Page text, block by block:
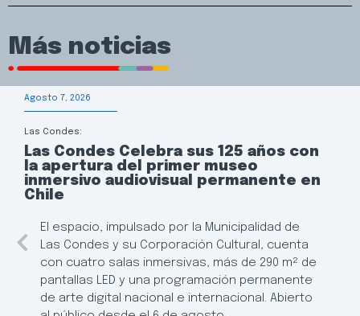
Más noticias
Agosto 7, 2026
Las Condes:
Las Condes Celebra sus 125 años con
la apertura del primer museo
inmersivo audiovisual permanente en
Chile
El espacio, impulsado por la Municipalidad de
Las Condes y su Corporación Cultural, cuenta
con cuatro salas inmersivas, más de 290 m² de
pantallas LED y una programación permanente
de arte digital nacional e internacional. Abierto